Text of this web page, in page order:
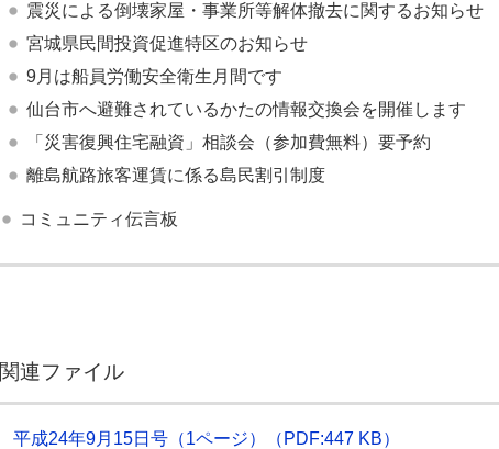
震災による倒壊家屋・事業所等解体撤去に関するお知らせ
宮城県民間投資促進特区のお知らせ
9月は船員労働安全衛生月間です
仙台市へ避難されているかたの情報交換会を開催します
「災害復興住宅融資」相談会（参加費無料）要予約
離島航路旅客運賃に係る島民割引制度
コミュニティ伝言板
関連ファイル
平成24年9月15日号（1ページ）（PDF:447 KB）